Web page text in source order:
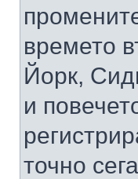
времето
Йорк,
и
точно